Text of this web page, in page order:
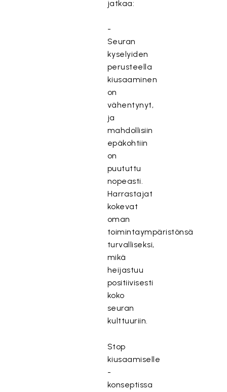
jatkaa:
-
Seuran
kyselyiden
perusteella
kiusaaminen
on
vähentynyt,
ja
mahdollisiin
epäkohtiin
on
puututtu
nopeasti.
Harrastajat
kokevat
oman
toimintaympäristönsä
turvalliseksi,
mikä
heijastuu
positiivisesti
koko
seuran
kulttuuriin.
Stop
kiusaamiselle
-
konseptissa